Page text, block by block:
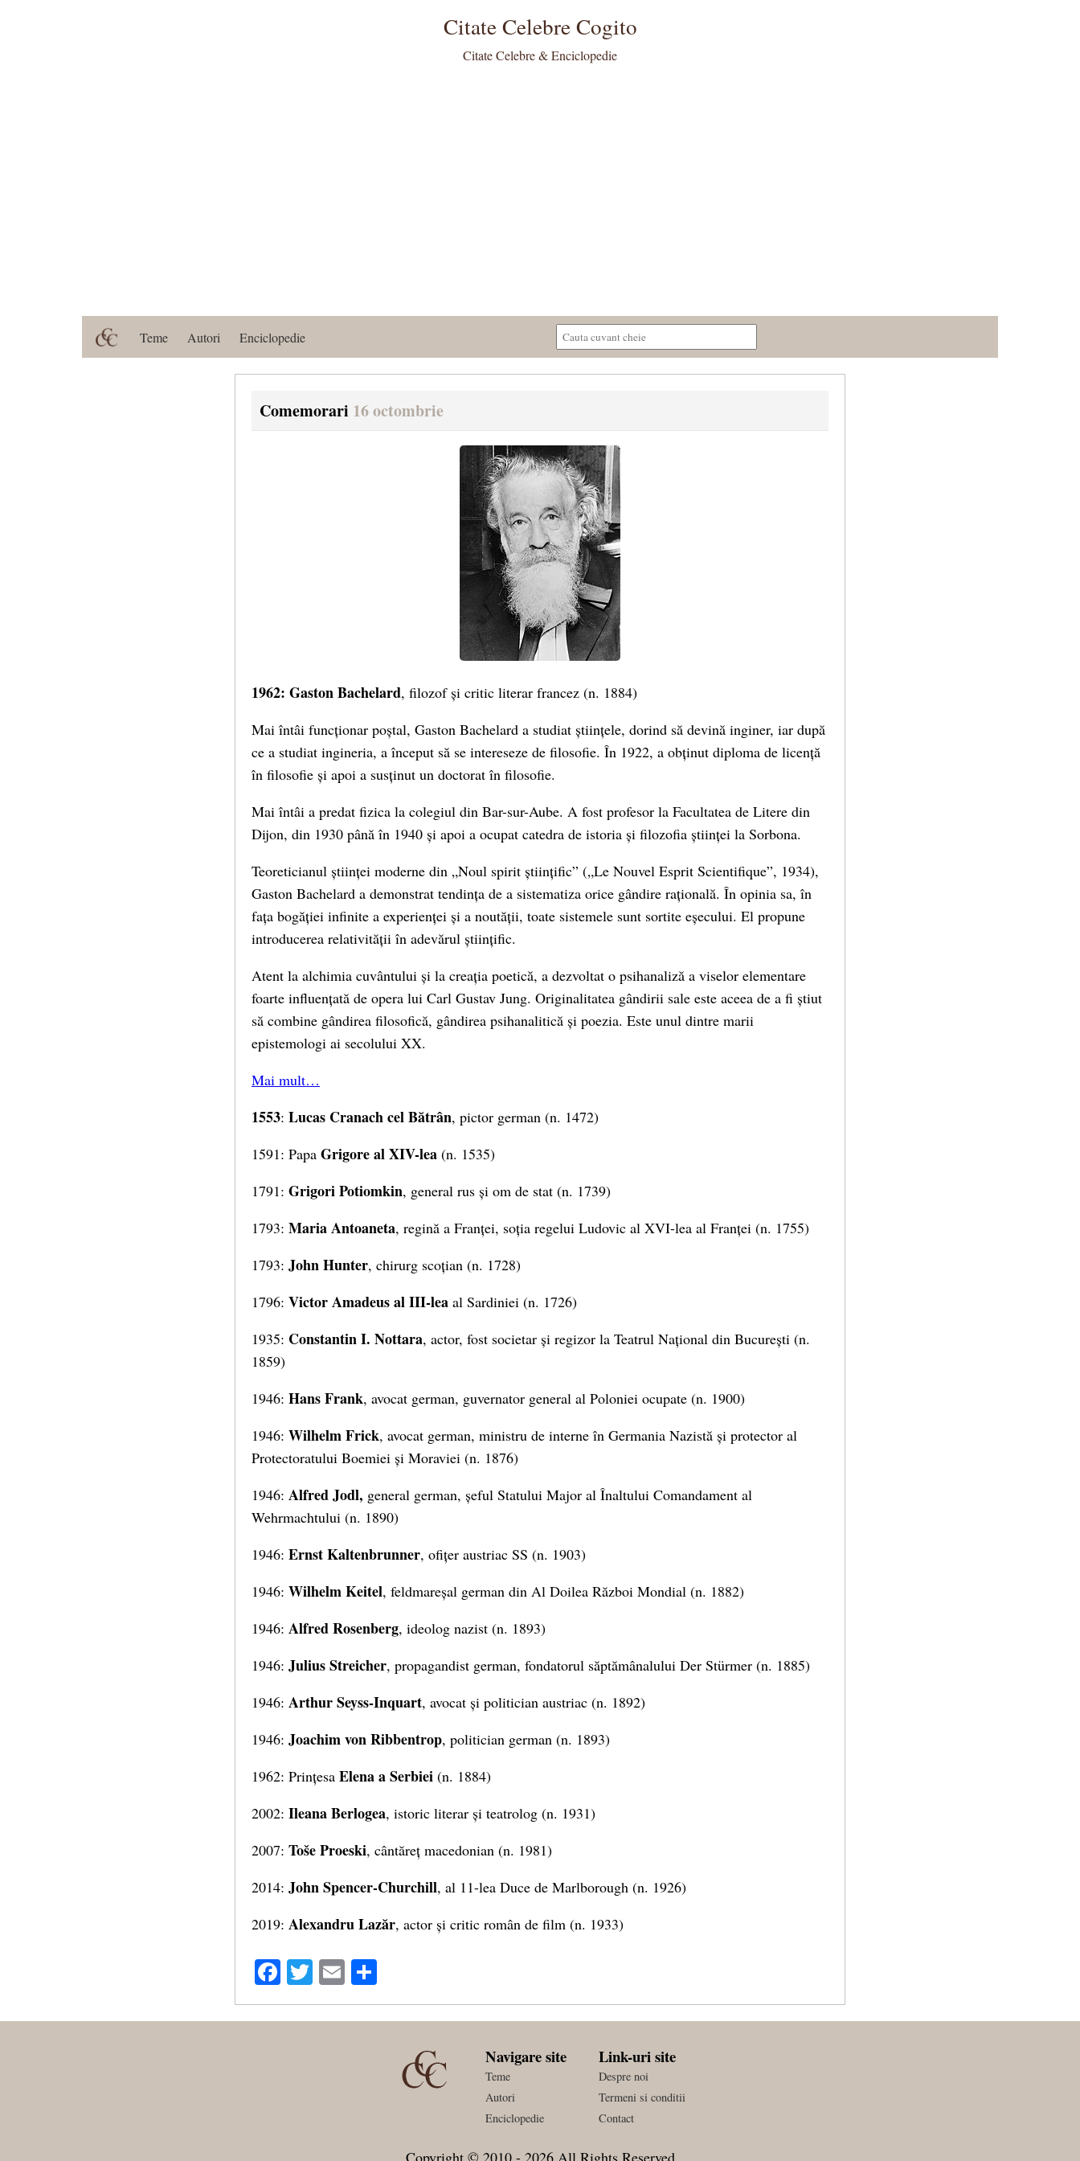
Citate Celebre Cogito
Citate Celebre & Enciclopedie
Teme Autori Enciclopedie
Comemorari 16 octombrie
1962: Gaston Bachelard, filozof și critic literar francez (n. 1884)
Mai întâi funcționar poștal, Gaston Bachelard a studiat științele, dorind să devină inginer, iar după
ce a studiat ingineria, a început să se intereseze de filosofie. În 1922, a obținut diploma de licență
în filosofie și apoi a susținut un doctorat în filosofie.
Mai întâi a predat fizica la colegiul din Bar-sur-Aube. A fost profesor la Facultatea de Litere din
Dijon, din 1930 până în 1940 și apoi a ocupat catedra de istoria și filozofia științei la Sorbona.
Teoreticianul științei moderne din „Noul spirit științific” („Le Nouvel Esprit Scientifique”, 1934),
Gaston Bachelard a demonstrat tendința de a sistematiza orice gândire rațională. În opinia sa, în
fața bogăției infinite a experienței și a noutății, toate sistemele sunt sortite eșecului. El propune
introducerea relativității în adevărul științific.
Atent la alchimia cuvântului și la creația poetică, a dezvoltat o psihanaliză a viselor elementare
foarte influențată de opera lui Carl Gustav Jung. Originalitatea gândirii sale este aceea de a fi știut
să combine gândirea filosofică, gândirea psihanalitică și poezia. Este unul dintre marii
epistemologi ai secolului XX.
Mai mult…
1553: Lucas Cranach cel Bătrân, pictor german (n. 1472)
1591: Papa Grigore al XIV-lea (n. 1535)
1791: Grigori Potiomkin, general rus și om de stat (n. 1739)
1793: Maria Antoaneta, regină a Franței, soția regelui Ludovic al XVI-lea al Franței (n. 1755)
1793: John Hunter, chirurg scoțian (n. 1728)
1796: Victor Amadeus al III-lea al Sardiniei (n. 1726)
1935: Constantin I. Nottara, actor, fost societar și regizor la Teatrul Național din București (n.
1859)
1946: Hans Frank, avocat german, guvernator general al Poloniei ocupate (n. 1900)
1946: Wilhelm Frick, avocat german, ministru de interne în Germania Nazistă și protector al
Protectoratului Boemiei și Moraviei (n. 1876)
1946: Alfred Jodl, general german, șeful Statului Major al Înaltului Comandament al
Wehrmachtului (n. 1890)
1946: Ernst Kaltenbrunner, ofițer austriac SS (n. 1903)
1946: Wilhelm Keitel, feldmareșal german din Al Doilea Război Mondial (n. 1882)
1946: Alfred Rosenberg, ideolog nazist (n. 1893)
1946: Julius Streicher, propagandist german, fondatorul săptămânalului Der Stürmer (n. 1885)
1946: Arthur Seyss-Inquart, avocat și politician austriac (n. 1892)
1946: Joachim von Ribbentrop, politician german (n. 1893)
1962: Prințesa Elena a Serbiei (n. 1884)
2002: Ileana Berlogea, istoric literar și teatrolog (n. 1931)
2007: Toše Proeski, cântăreț macedonian (n. 1981)
2014: John Spencer-Churchill, al 11-lea Duce de Marlborough (n. 1926)
2019: Alexandru Lazăr, actor și critic român de film (n. 1933)
Facebook
Twitter
Email
Navigare site
Teme
Autori
Enciclopedie
Link-uri site
Despre noi
Termeni si conditii
Contact